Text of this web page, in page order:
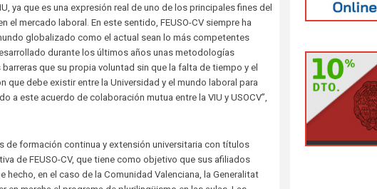
ya que es una expresión real de uno de los principales fines del
mercado laboral. En este sentido, FEUSO-CV siempre ha
globalizado como el actual sean lo más competentes
durante los últimos años unas metodologías
que su propia voluntad sin que la falta de tiempo y el
que debe existir entre la Universidad y el mundo laboral para
a este acuerdo de colaboración mutua entre la VIU y USOCV”,
de formación continua y extensión universitaria con títulos
de FEUSO-CV, que tiene como objetivo que sus afiliados
en el caso de la Comunidad Valenciana, la Generalitat